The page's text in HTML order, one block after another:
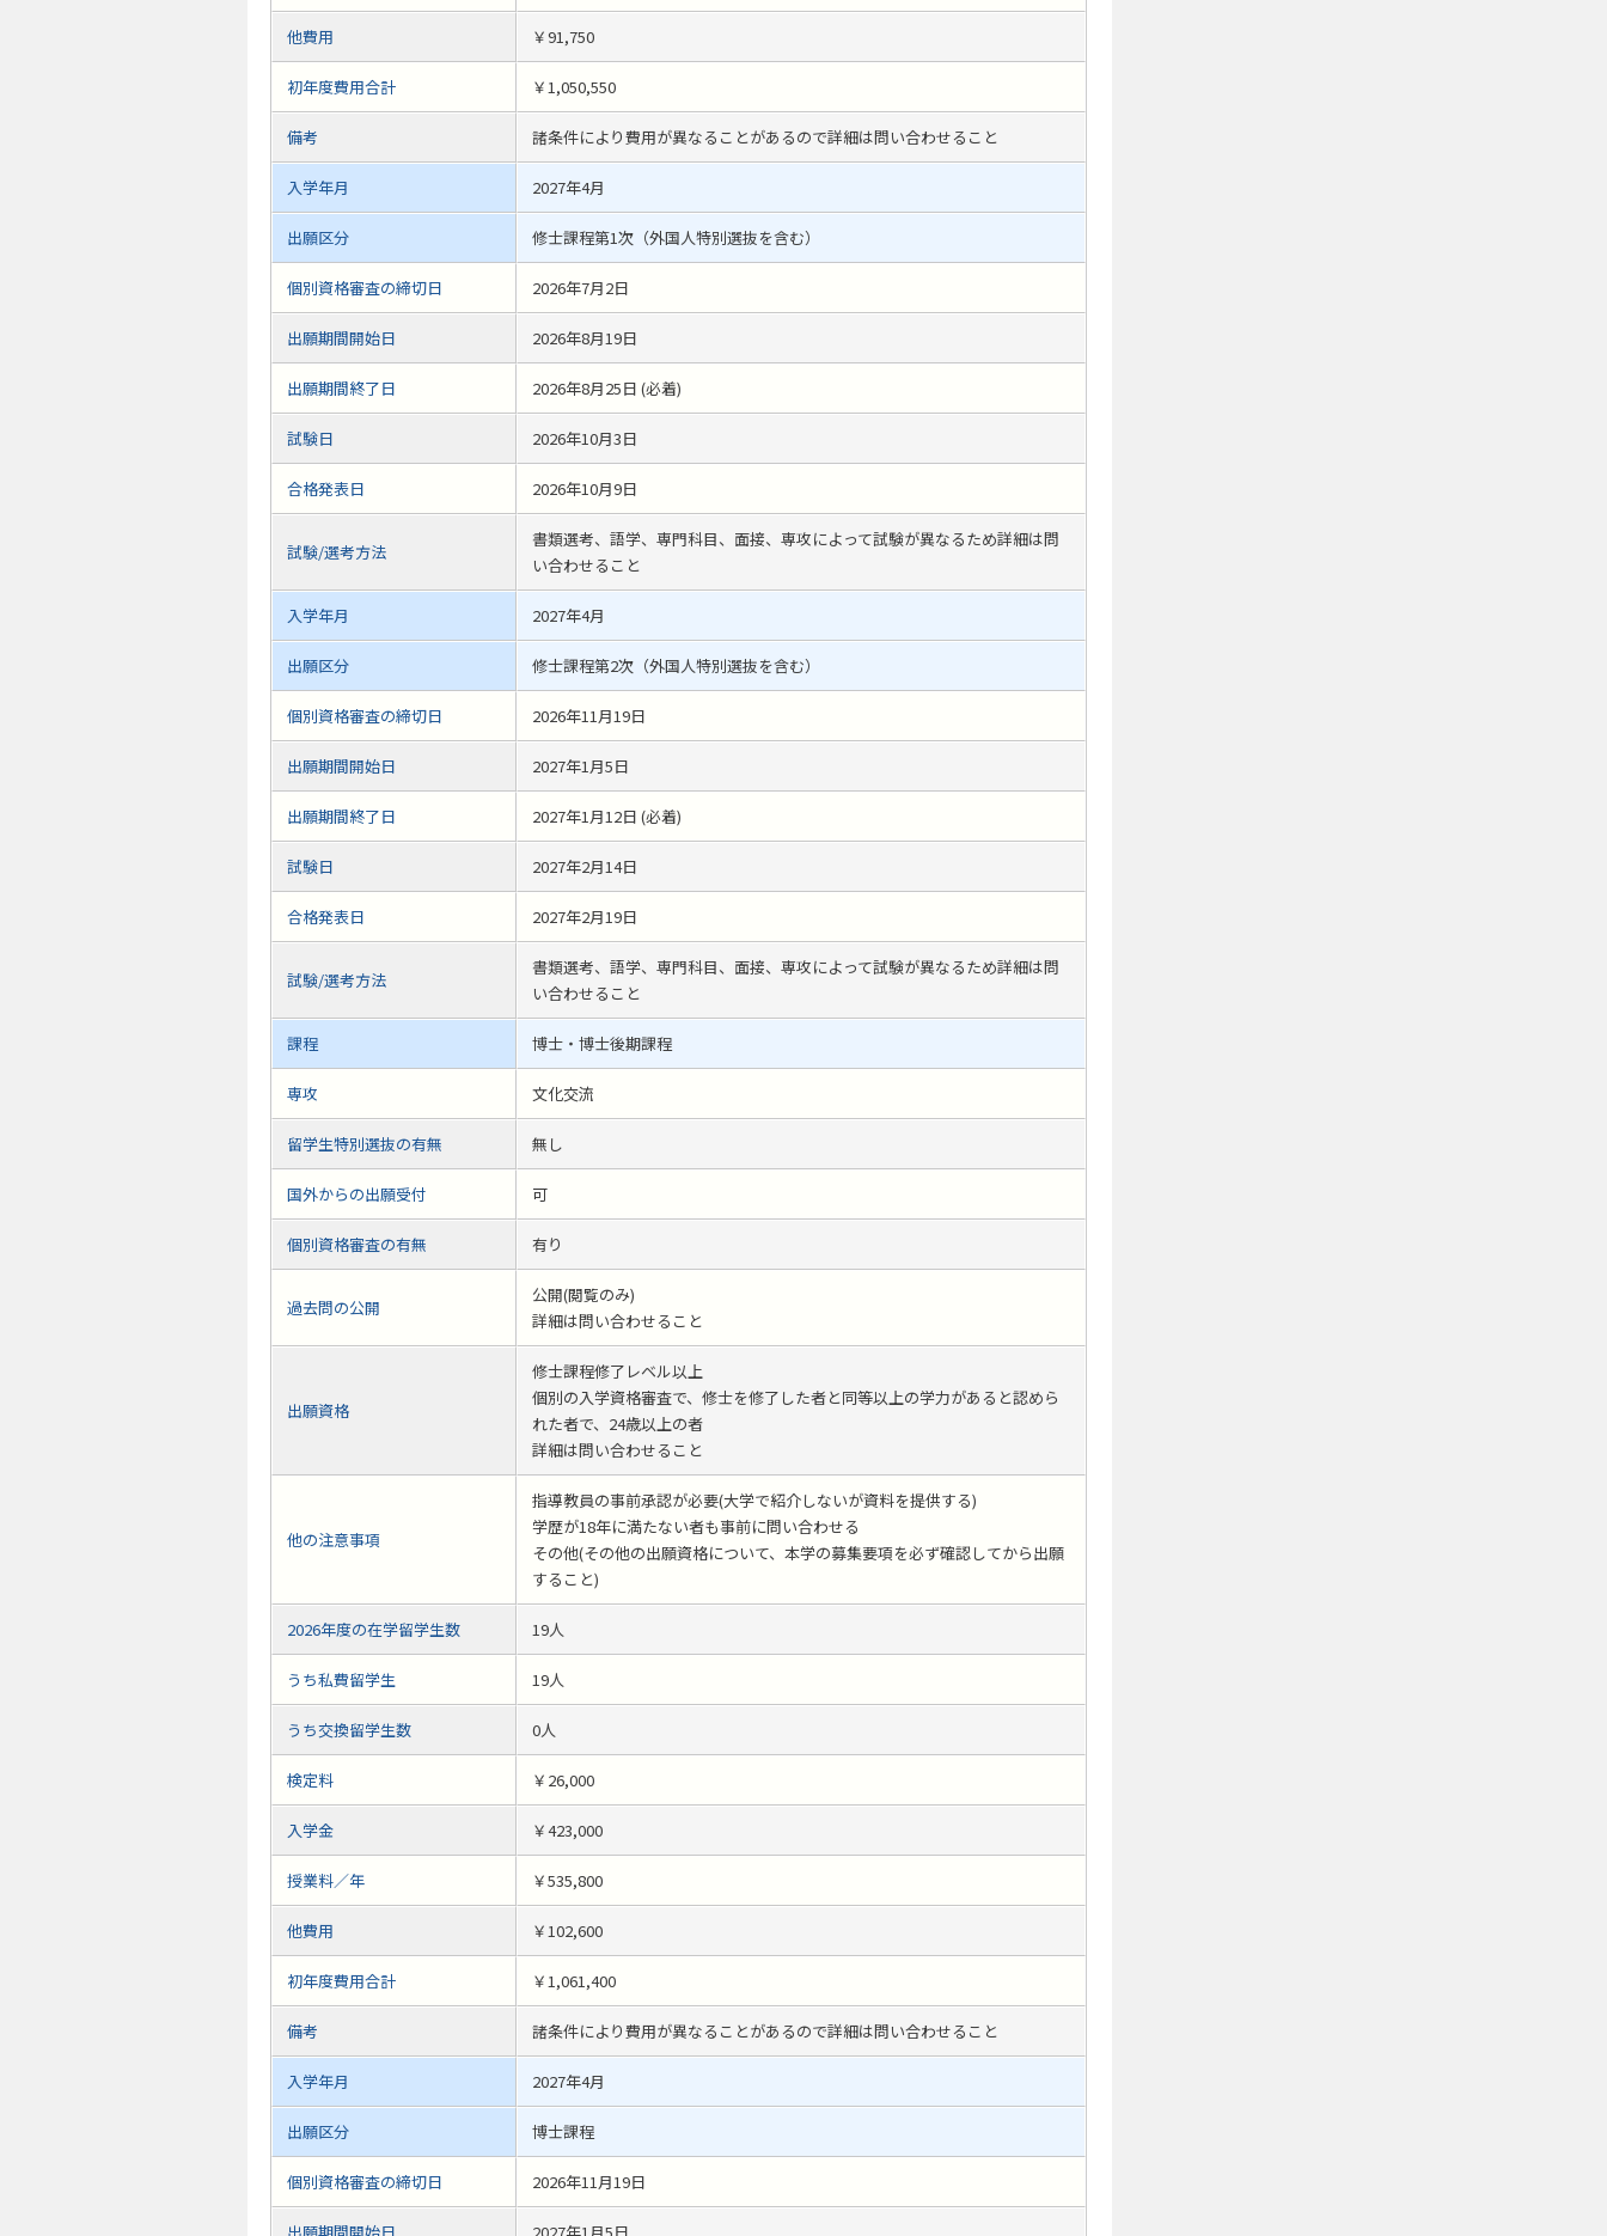
他費用 ￥91,750
初年度費用合計 ￥1,050,550
備考 諸条件により費用が異なることがあるので詳細は問い合わせること
入学年月 2027年4月
出願区分 修士課程第1次（外国人特別選抜を含む）
個別資格審査の締切日 2026年7月2日
出願期間開始日 2026年8月19日
出願期間終了日 2026年8月25日 (必着)
試験日 2026年10月3日
合格発表日 2026年10月9日
試験/選考方法
書類選考、語学、専門科目、面接、専攻によって試験が異なるため詳細は問
い合わせること
入学年月 2027年4月
出願区分 修士課程第2次（外国人特別選抜を含む）
個別資格審査の締切日 2026年11月19日
出願期間開始日 2027年1月5日
出願期間終了日 2027年1月12日 (必着)
試験日 2027年2月14日
合格発表日 2027年2月19日
試験/選考方法
書類選考、語学、専門科目、面接、専攻によって試験が異なるため詳細は問
い合わせること
課程 博士・博士後期課程
専攻 文化交流
留学生特別選抜の有無 無し
国外からの出願受付 可
個別資格審査の有無 有り
過去問の公開
公開(閲覧のみ)
詳細は問い合わせること
出願資格
修士課程修了レベル以上
個別の入学資格審査で、修士を修了した者と同等以上の学力があると認めら
れた者で、24歳以上の者
詳細は問い合わせること
他の注意事項
指導教員の事前承認が必要(大学で紹介しないが資料を提供する)
学歴が18年に満たない者も事前に問い合わせる
その他(その他の出願資格について、本学の募集要項を必ず確認してから出願
すること)
2026年度の在学留学生数 19人
うち私費留学生 19人
うち交換留学生数 0人
検定料 ￥26,000
入学金 ￥423,000
授業料／年 ￥535,800
他費用 ￥102,600
初年度費用合計 ￥1,061,400
備考 諸条件により費用が異なることがあるので詳細は問い合わせること
入学年月 2027年4月
出願区分 博士課程
個別資格審査の締切日 2026年11月19日